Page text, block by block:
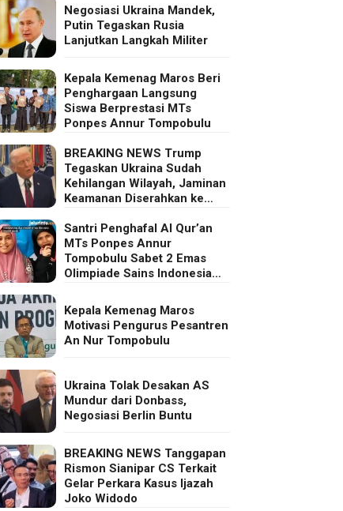
Negosiasi Ukraina Mandek,
Putin Tegaskan Rusia
Lanjutkan Langkah Militer
Kepala Kemenag Maros Beri
Penghargaan Langsung
Siswa Berprestasi MTs
Ponpes Annur Tompobulu
BREAKING NEWS Trump
Tegaskan Ukraina Sudah
Kehilangan Wilayah, Jaminan
Keamanan Diserahkan ke
Santri Penghafal Al Qur’an
MTs Ponpes Annur
Tompobulu Sabet 2 Emas
Olimpiade Sains Indonesia
Kepala Kemenag Maros
Motivasi Pengurus Pesantren
An Nur Tompobulu
Ukraina Tolak Desakan AS
Mundur dari Donbass,
Negosiasi Berlin Buntu
BREAKING NEWS Tanggapan
Rismon Sianipar CS Terkait
Gelar Perkara Kasus Ijazah
Joko Widodo